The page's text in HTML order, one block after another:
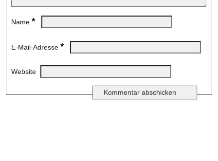
Name *
E-Mail-Adresse *
Website